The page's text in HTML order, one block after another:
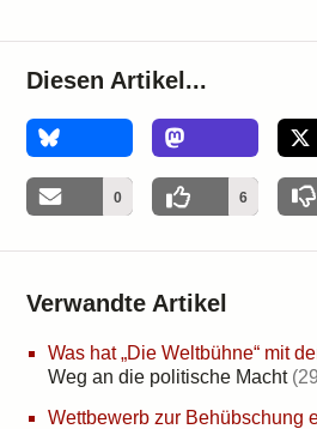
Diesen Artikel...
0 6
Verwandte Artikel
Was hat „Die Weltbühne“ mit
Weg an die politische Macht
Wettbewerb zur Behübschung